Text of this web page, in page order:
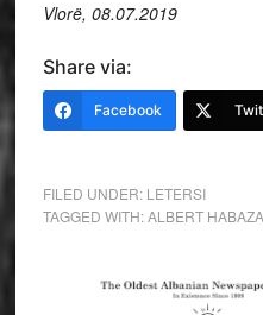
Vlorë, 08.07.2019
Share via:
Facebook
FILED UNDER: LETERSI
TAGGED WITH:ALBERT